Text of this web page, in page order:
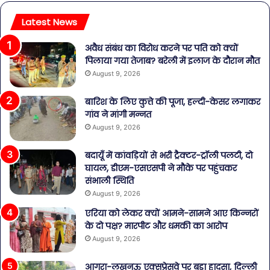
Latest News
अवैध संबंध का विरोध करने पर पति को क्यों
पिलाया गया तेजाब? बरेली में इलाज के दौरान मौत
August 9, 2026
बारिश के लिए कुत्ते की पूजा, हल्दी-केसर लगाकर
गांव ने मांगी मन्नत
August 9, 2026
बदायूँ में कांवड़ियों से भरी ट्रैक्टर-ट्रॉली पलटी, दो
घायल, डीएम-एसएसपी ने मौके पर पहुंचकर
संभाली स्थिति
August 9, 2026
एरिया को लेकर क्यों आमने-सामने आए किन्नरों
के दो पक्ष? मारपीट और धमकी का आरोप
August 9, 2026
आगरा-लखनऊ एक्सप्रेसवे पर बड़ा हादसा, दिल्ली